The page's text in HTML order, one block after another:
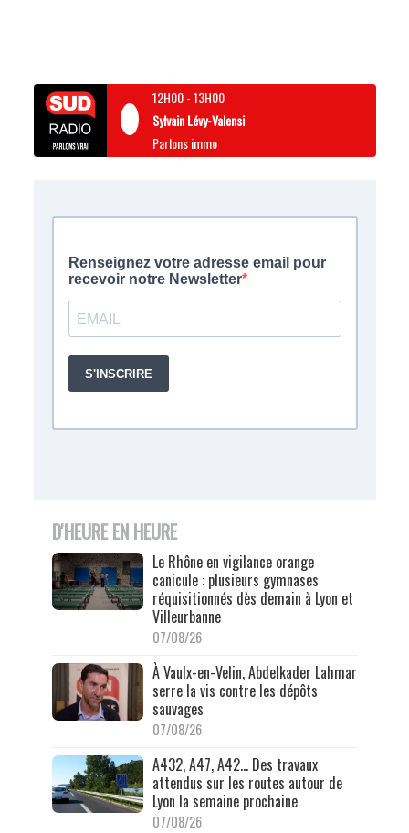
12H00-13H00
Sylvain Lévy-Valensi
Parlons immo
D'HEURE EN HEURE
Le Rhône en vigilance orange
canicule : plusieurs gymnases
réquisitionnés dès demain à Lyon et
Villeurbanne
07/08/26
À Vaulx-en-Velin, Abdelkader Lahmar
serre la vis contre les dépôts
sauvages
07/08/26
A432, A47, A42… Des travaux
attendus sur les routes autour de
Lyon la semaine prochaine
07/08/26